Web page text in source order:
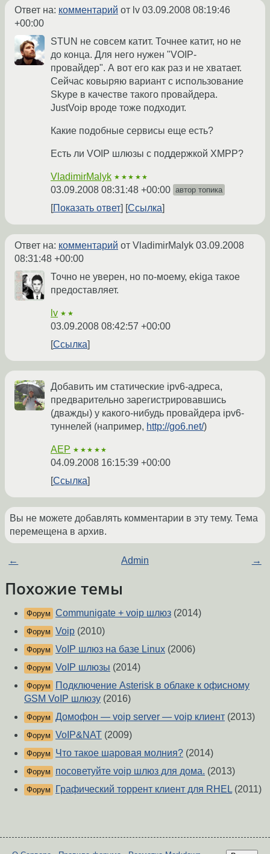
Ответ на: комментарий от lv 03.09.2008 08:19:46
+00:00
STUN не совсем катит. Точнее катит, но не
до конца. Для него нужен "VOIP-
провайдер". А вот его как раз и не хватает.
Сейчас ковыряю вариант с использование
Skype в качестве такого провайдера.
JustVoip вроде тоже подходит.
Какие подобные сервисы еще есть?
Есть ли VOIP шлюзы с поддержкой XMPP?
VladimirMalyk ★★★★★
03.09.2008 08:31:48 +00:00 автор топика
Показать ответ Ссылка
Ответ на: комментарий от VladimirMalyk 03.09.2008
08:31:48 +00:00
Точно не уверен, но по-моему, ekiga такое
предоставляет.
lv ★★
03.09.2008 08:42:57 +00:00
Ссылка
Добавить им статические ipv6-адреса,
предварительно зарегистрировавшись
(дважды) у какого-нибудь провайдера ipv6-
туннелей (например, http://go6.net/)
AEP ★★★★★
04.09.2008 16:15:39 +00:00
Ссылка
Вы не можете добавлять комментарии в эту тему. Тема
перемещена в архив.
← Admin →
Похожие темы
Форум Communigate + voip шлюз (2014)
Форум Voip (2010)
Форум VoIP шлюз на базе Linux (2006)
Форум VoIP шлюзы (2014)
Форум
Подключение Asterisk в облаке к офисному
GSM VoIP шлюзу (2016)
Форум Домофон — voip server — voip клиент (2013)
Форум VoIP&NAT (2009)
Форум Что такое шаровая молния? (2014)
Форум посоветуйте voip шлюз для дома. (2013)
Форум Графический торрент клиент для RHEL (2011)